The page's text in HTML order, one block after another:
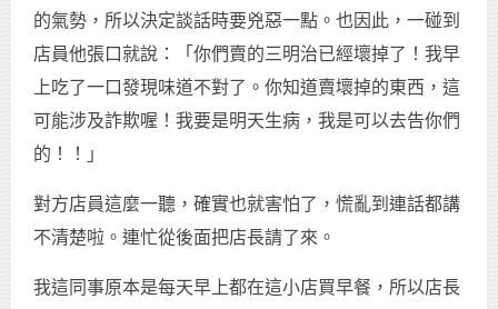
的氣勢，所以決定談話時要兇惡一點。也因此，一碰到
店員他張口就說：「你們賣的三明治已經壞掉了！我早
上吃了一口發現味道不對了。你知道賣壞掉的東西，這
可能涉及詐欺喔！我要是明天生病，我是可以去告你們
的！！」
對方店員這麼一聽，確實也就害怕了，慌亂到連話都講
不清楚啦。連忙從後面把店長請了來。
我這同事原本是每天早上都在這小店買早餐，所以店長